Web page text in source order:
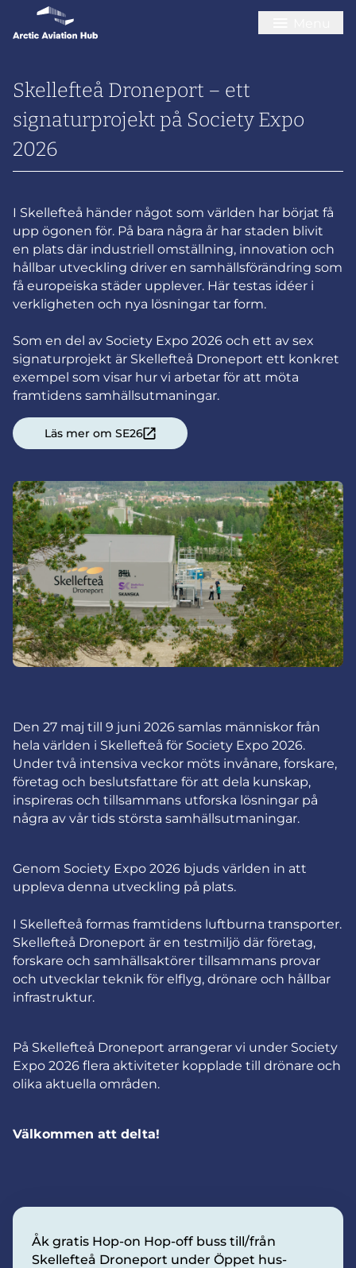
Skellefteå Droneport – ett
signaturprojekt på Society Expo
2026
I Skellefteå händer något som världen har börjat få
upp ögonen för. På bara några år har staden blivit
en plats där industriell omställning, innovation och
hållbar utveckling driver en samhällsförändring som
få europeiska städer upplever. Här testas idéer i
verkligheten och nya lösningar tar form.
Som en del av Society Expo 2026 och ett av sex
signaturprojekt är Skellefteå Droneport ett konkret
exempel som visar hur vi arbetar för att möta
framtidens samhällsutmaningar.
Läs mer om SE26
Den 27 maj till 9 juni 2026 samlas människor från
hela världen i Skellefteå för Society Expo 2026.
Under två intensiva veckor möts invånare, forskare,
företag och beslutsfattare för att dela kunskap,
inspireras och tillsammans utforska lösningar på
några av vår tids största samhällsutmaningar.
Genom Society Expo 2026 bjuds världen in att
uppleva denna utveckling på plats.
I Skellefteå formas framtidens luftburna transporter.
Skellefteå Droneport är en testmiljö där företag,
forskare och samhällsaktörer tillsammans provar
och utvecklar teknik för elflyg, drönare och hållbar
infrastruktur.
På Skellefteå Droneport arrangerar vi under Society
Expo 2026 flera aktiviteter kopplade till drönare och
olika aktuella områden.
Välkommen att delta!
Åk gratis Hop-on Hop-off buss till/från
Skellefteå Droneport under Öppet hus-